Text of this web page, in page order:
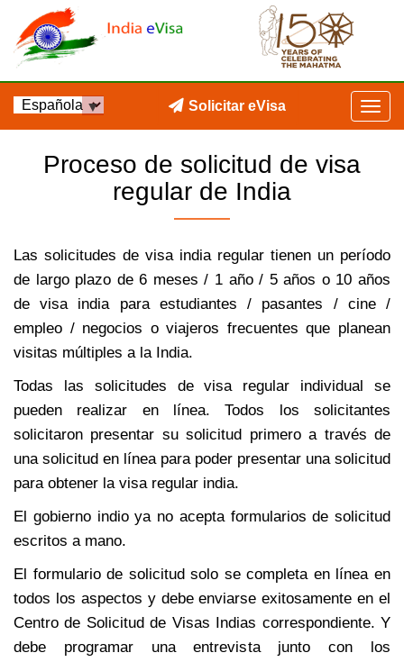
Solicitar eVisa
Proceso de solicitud de visa
regular de India
Las solicitudes de visa india regular tienen un período
de largo plazo de 6 meses / 1 año / 5 años o 10 años
de visa india para estudiantes / pasantes / cine /
empleo / negocios o viajeros frecuentes que planean
visitas múltiples a la India.
Todas las solicitudes de visa regular individual se
pueden realizar en línea. Todos los solicitantes
solicitaron presentar su solicitud primero a través de
una solicitud en línea para poder presentar una solicitud
para obtener la visa regular india.
El gobierno indio ya no acepta formularios de solicitud
escritos a mano.
El formulario de solicitud solo se completa en línea en
todos los aspectos y debe enviarse exitosamente en el
Centro de Solicitud de Visas Indias correspondiente. Y
debe programar una entrevista junto con los